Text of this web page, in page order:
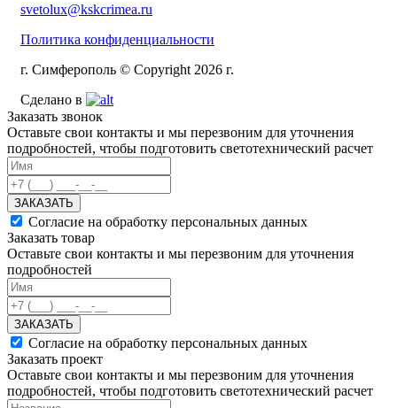
svetolux@kskcrimea.ru
Политика конфиденциальности
г. Симферополь © Copyright 2026 г.
Сделано в
Заказать звонок
Оставьте свои контакты и мы перезвоним для уточнения
подробностей, чтобы подготовить светотехнический расчет
ЗАКАЗАТЬ
Согласие на обработку персональных данных
Заказать товар
Оставьте свои контакты и мы перезвоним для уточнения
подробностей
ЗАКАЗАТЬ
Согласие на обработку персональных данных
Заказать проект
Оставьте свои контакты и мы перезвоним для уточнения
подробностей, чтобы подготовить светотехнический расчет